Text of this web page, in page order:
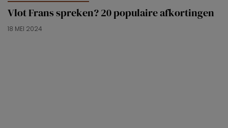
Vlot Frans spreken? 20 populaire afkortingen
18 MEI 2024